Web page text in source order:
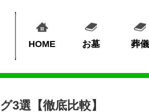
HOME お墓 葬儀
3選【徹底比較】